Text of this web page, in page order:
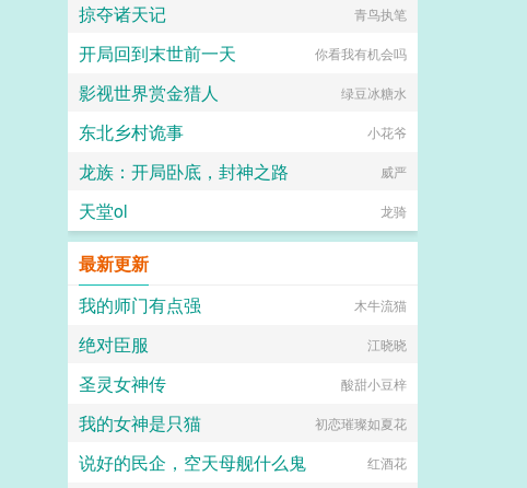
掠夺诸天记 青鸟执笔
开局回到末世前一天 你看我有机会吗
影视世界赏金猎人 绿豆冰糖水
东北乡村诡事 小花爷
龙族：开局卧底，封神之路 威严
天堂ol 龙骑
最新更新
我的师门有点强
木牛流猫
绝对臣服 江晓晓
圣灵女神传 酸甜小豆梓
我的女神是只猫 初恋璀璨如夏花
说好的民企，空天母舰什么鬼 红酒花